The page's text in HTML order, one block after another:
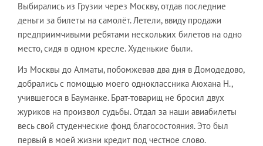
Выбирались из Грузии через Москву, отдав последние
деньги за билеты на самолёт. Летели, ввиду продажи
предприимчивыми ребятами нескольких билетов на одно
место, сидя в одном кресле. Худенькие были.
Из Москвы до Алматы, побомжевав два дня в Домодедово,
добрались с помощью моего одноклассника Аюхана Н.,
учившегося в Бауманке. Брат-товарищ не бросил двух
журиков на произвол судьбы. Отдал за наши авиабилеты
весь свой студенческие фонд благосостояния. Это был
первый в моей жизни кредит под честное слово.